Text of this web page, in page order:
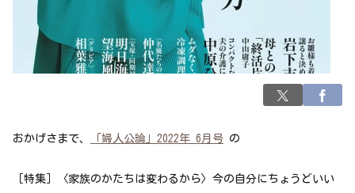
おかげさまで、 「婦人公論」2022年 6月号 の
［特集］〈家族のかたちは変わるから〉今の自分にちょうどいい